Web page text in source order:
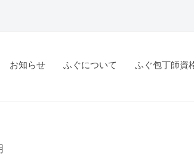
お知らせ ふぐについて ふぐ包丁師資